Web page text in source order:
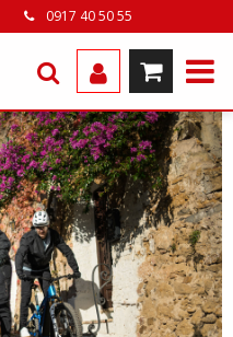
0917 40 50 55